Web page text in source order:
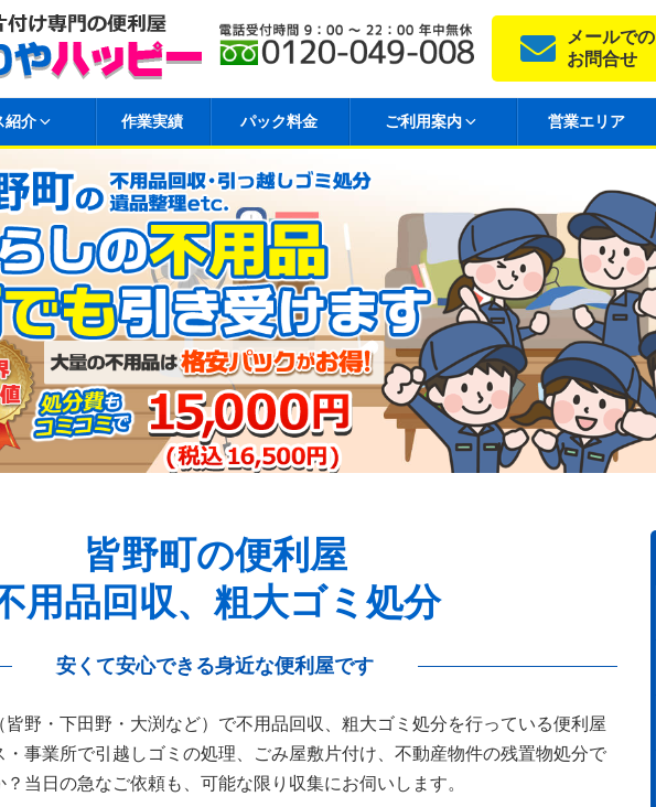
メールでの
お問合せ
紹介 作業実績 パック料金 ご利用案内 営業エリア
皆野町の便利屋
用品回収、粗大ゴミ処分
安くて安心できる身近な便利屋です
野・下田野・大渕など）で不用品回収、粗大ゴミ処分を行っている便利屋
事業所で引越しゴミの処理、ごみ屋敷片付け、不動産物件の残置物処分で
当日の急なご依頼も、可能な限り収集にお伺いします。